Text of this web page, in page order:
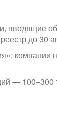
вводящие
до 30
компании
— 100–300